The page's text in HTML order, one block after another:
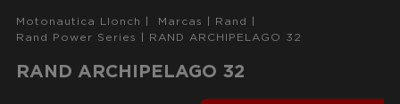
Motonautica Llonch Marcas Rand
Rand Power Series
RAND ARCHIPELAGO 32
RAND ARCHIPELAGO 32